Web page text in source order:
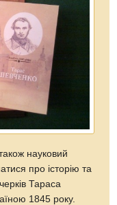
науковий
про історію та
Тараса
1845 року.